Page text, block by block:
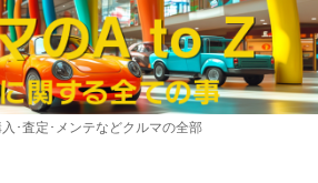
･査定･メンテなどクルマの全部